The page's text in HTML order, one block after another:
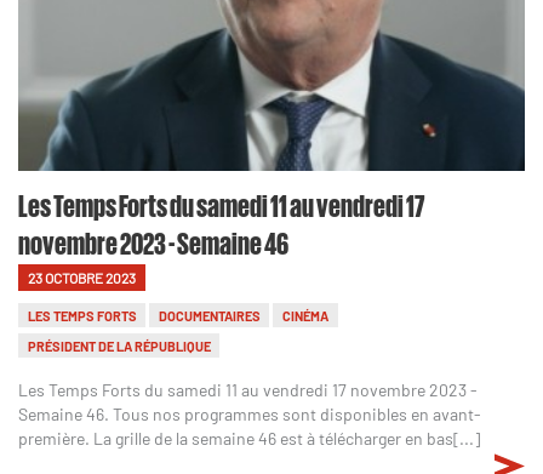
Les Temps Forts du samedi 11 au vendredi 17
novembre 2023 - Semaine 46
23 OCTOBRE 2023
LES TEMPS FORTS DOCUMENTAIRES
CINÉMA
PRÉSIDENT DE LA RÉPUBLIQUE
Les Temps Forts du samedi 11 au vendredi 17 novembre 2023 -
Semaine 46. Tous nos programmes sont disponibles en avant-
première. La grille de la semaine 46 est à télécharger en bas[...]